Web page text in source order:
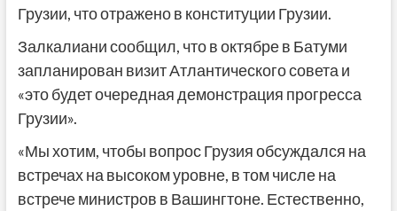
Грузии, что отражено в конституции Грузии.
Залкалиани сообщил, что в октябре в Батуми
запланирован визит Атлантического совета и
«это будет очередная демонстрация прогресса
Грузии».
«Мы хотим, чтобы вопрос Грузия обсуждался на
встречах на высоком уровне, в том числе на
встрече министров в Вашингтоне. Естественно,